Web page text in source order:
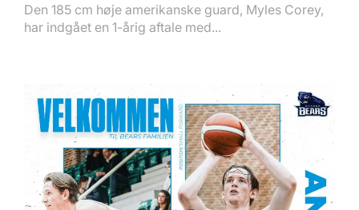
Den 185 cm høje amerikanske guard, Myles Corey,
har indgået en 1-årig aftale med...